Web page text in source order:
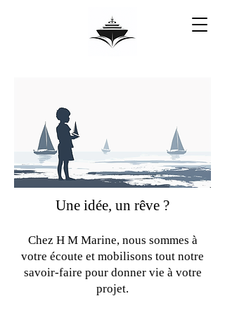
Une idée, un rêve ?
Chez H M Marine, nous sommes à
votre écoute et mobilisons tout notre
savoir-faire pour donner vie à votre
projet.